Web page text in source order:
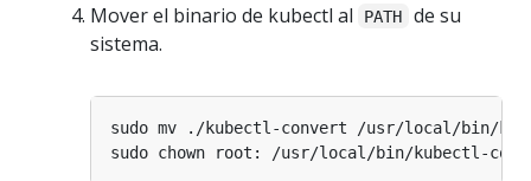
Mover el binario de kubectl al PATH
de su
sistema.